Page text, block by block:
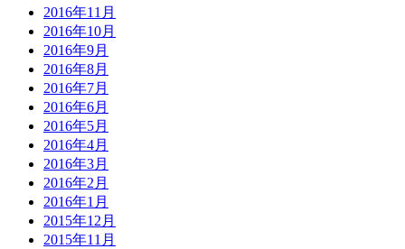
2016年11月
2016年10月
2016年9月
2016年8月
2016年7月
2016年6月
2016年5月
2016年4月
2016年3月
2016年2月
2016年1月
2015年12月
2015年11月